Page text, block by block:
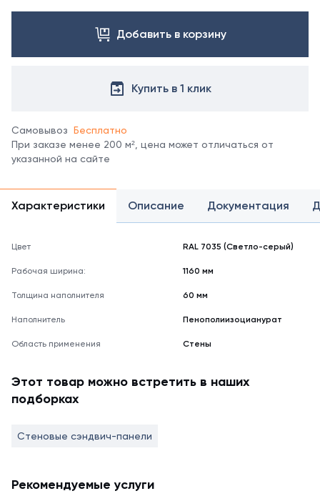
цвета
в
цветов
цвета
на
мониторе
не
полностью
Добавить в корзину
Купить в 1 клик
Самовывоз Бесплатно
При заказе менее 200 м², цена может отличаться от
указанной на сайте
Характеристики Описание Документация
Цвет RAL 7035 (Светло-серый)
Рабочая ширина: 1160 мм
Толщина наполнителя 60 мм
Наполнитель Пенополиизоцианурат
Область применения Стены
Этот товар можно встретить в наших
подборках
Стеновые сэндвич-панели
Рекомендуемые услуги